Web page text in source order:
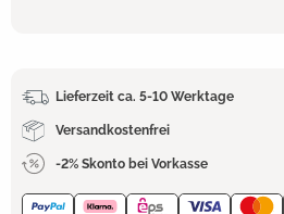
Lieferzeit ca. 5-10 Werktage
Versandkostenfrei
-2% Skonto bei Vorkasse